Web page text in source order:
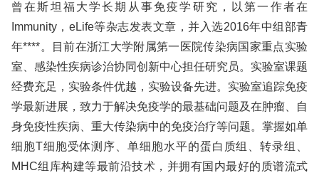
曾在斯坦福大学长期从事免疫学研究，以第一作者在
Immunity，eLife等杂志发表文章，并入选2016年中组部青
年****。目前在浙江大学附属第一医院传染病国家重点实验
室、感染性疾病诊治协同创新中心担任研究员。实验室课题
经费充足，实验条件优越，实验设备先进。实验室追踪免疫
学最新进展，致力于解决免疫学的最基础问题及在肿瘤、自
身免疫性疾病、重大传染病中的免疫治疗等问题。掌握如单
细胞T细胞受体测序、单细胞水平的蛋白质组、转录组、
MHC组库构建等最前沿技术，并拥有国内最好的质谱流式